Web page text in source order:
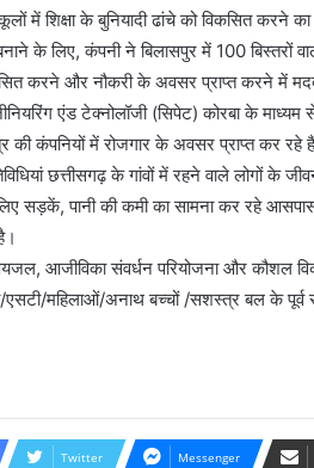
में शिक्षा के बुनियादी ढांचे को विकसित करने का
के लिए, कंपनी ने बिलासपुर में 100 बिस्तरों
करने और नौकरी के अवसर प्राप्त करने में
एंड टेक्नोलॉजी (सिपेट) कोरबा के माध्यम
की कंपनियों में रोजगार के अवसर प्राप्त कर रहे
छत्तीसगढ़ के गांवों में रहने वाले लोगों के
सड़कें, पानी की कमी का सामना कर रहे आसपास
आजीविका संवर्धन परियोजना और कौशल
एसटी/महिलाओं/अनाथ बच्चों /सशस्त्र बल के पूर्व
Twitter Messenger